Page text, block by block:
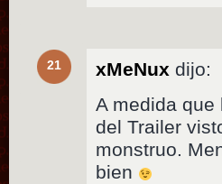
21 xMeNux dijo:
A medida
del Trailer
monstruo.
bien